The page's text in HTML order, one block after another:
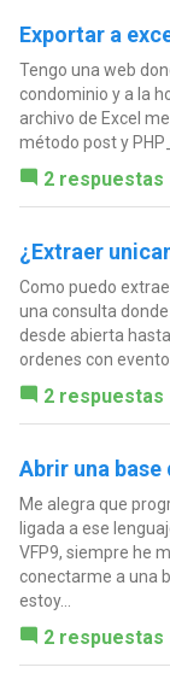
Exportar a
Tengo una web
condominio y a la
archivo de Excel
método post y
2 respuestas
¿Extraer
Como puedo
una consulta
desde abierta
ordenes con
2 respuestas
Abrir una base
Me alegra que
ligada a ese
VFP9, siempre he
conectarme a una
estoy...
2 respuestas